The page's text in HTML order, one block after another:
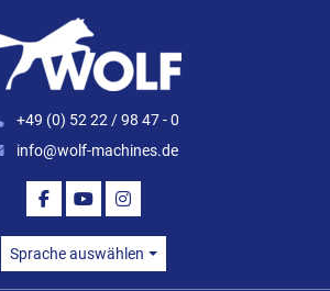
+49 (0) 52 22 / 98 47 - 0
info@wolf-machines.de
FACEBOOK
YOUTUBEINSTAGRAM
Sprache auswählen